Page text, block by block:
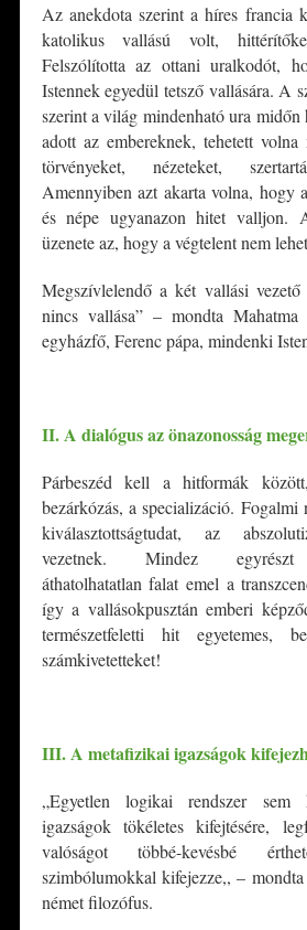
Az anekdota szerint a híres
katolikus vallású volt,
Felszólította az ottani uralkodót,
Istennek egyedül tetsző vallására. A
szerint a világ mindenható ura midőn
adott az embereknek, tehetett
törvényeket, nézeteket,
Amennyiben azt akarta volna, hogy
és népe ugyanazon hitet valljon.
üzenete az, hogy a végtelent nem
Megszívlelendő a két vallási vezető
nincs vallása” – mondta
egyházfő, Ferenc pápa, mindenki
II. A dialógus az önazonosság
Párbeszéd kell a hitformák
bezárkózás, a specializáció. Fogalmi
kiválasztottságtudat, az
vezetnek. Mindez egyrészt
áthatolhatatlan falat emel a
így a vallásokpusztán emberi
természetfeletti hit egyetemes,
számkivetetteket!
III. A metafizikai igazságok
„Egyetlen logikai rendszer sem
igazságok tökéletes kifejtésére,
valóságot többé-kevésbé
szimbólumokkal kifejezze,, –
német filozófus.